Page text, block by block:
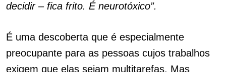
decidir – fica frito. É neurotóxico”.
É uma descoberta que é especialmente
preocupante para as pessoas cujos trabalhos
exigem que elas sejam multitarefas. Mas